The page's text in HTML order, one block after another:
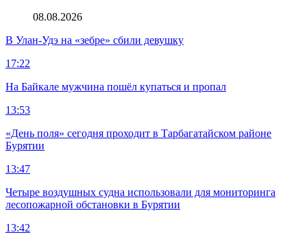
08.08.2026
В Улан-Удэ на «зебре» сбили девушку
17:22
На Байкале мужчина пошёл купаться и пропал
13:53
«День поля» сегодня проходит в Тарбагатайском районе
Бурятии
13:47
Четыре воздушных судна использовали для мониторинга
лесопожарной обстановки в Бурятии
13:42